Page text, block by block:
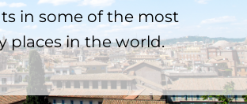
in some of the most
places in the world.